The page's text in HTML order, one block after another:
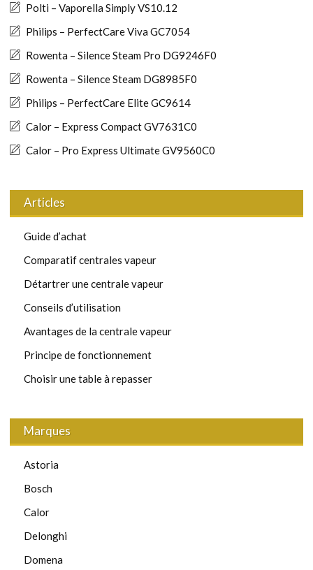
Polti – Vaporella Simply VS10.12
Philips – PerfectCare Viva GC7054
Rowenta – Silence Steam Pro DG9246F0
Rowenta – Silence Steam DG8985F0
Philips – PerfectCare Elite GC9614
Calor – Express Compact GV7631C0
Calor – Pro Express Ultimate GV9560C0
Articles
Guide d’achat
Comparatif centrales vapeur
Détartrer une centrale vapeur
Conseils d’utilisation
Avantages de la centrale vapeur
Principe de fonctionnement
Choisir une table à repasser
Marques
Astoria
Bosch
Calor
Delonghi
Domena